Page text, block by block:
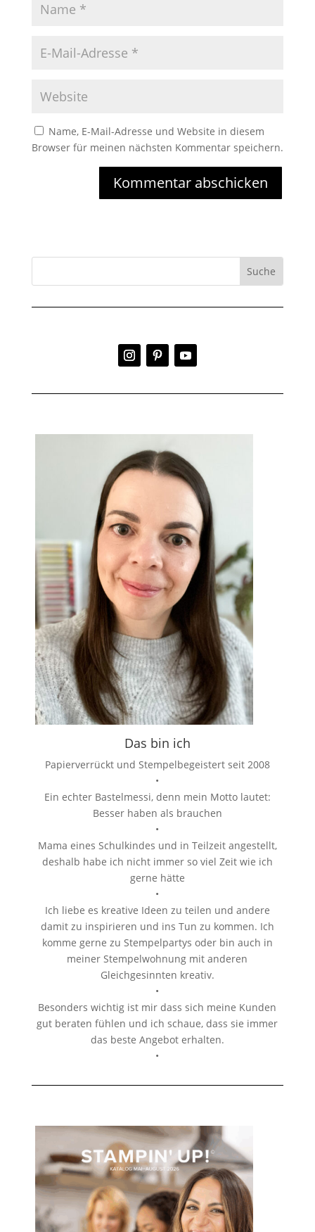
Name, E-Mail-Adresse und Website in diesem
Browser für meinen nächsten Kommentar speichern.
Kommentar abschicken
Das bin ich
Papierverrückt und Stempelbegeistert seit 2008
•
Ein echter Bastelmessi, denn mein Motto lautet:
Besser haben als brauchen
•
Mama eines Schulkindes und in Teilzeit angestellt,
deshalb habe ich nicht immer so viel Zeit wie ich
gerne hätte
•
Ich liebe es kreative Ideen zu teilen und andere
damit zu inspirieren und ins Tun zu kommen. Ich
komme gerne zu Stempelpartys oder bin auch in
meiner Stempelwohnung mit anderen
Gleichgesinnten kreativ.
•
Besonders wichtig ist mir dass sich meine Kunden
gut beraten fühlen und ich schaue, dass sie immer
das beste Angebot erhalten.
•